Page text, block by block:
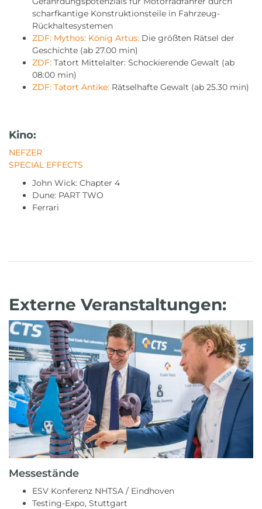
scharfkantige Konstruktionsteile in Fahrzeug-
Rückhaltesystemen
ZDF: Mythos: König Artus: Die größten Rätsel der
Geschichte (ab 27.00 min)
ZDF: Tatort Mittelalter: Schockierende Gewalt (ab
08:00 min)
ZDF: Tatort Antike: Rätselhafte Gewalt (ab 25.30 min)
Kino:
NEFZER
SPECIAL EFFECTS
John Wick: Chapter 4
Dune: PART TWO
Ferrari
Externe Veranstaltungen:
Messestände
ESV Konferenz NHTSA / Eindhoven
Testing-Expo, Stuttgart